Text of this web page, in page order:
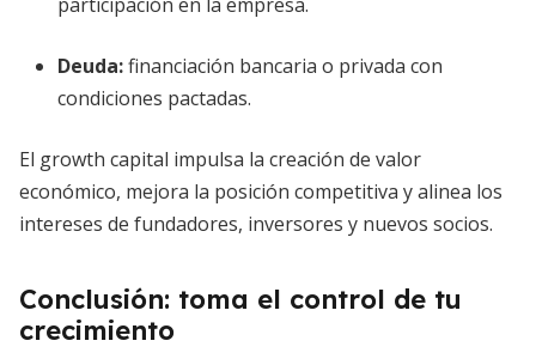
Deuda:financiación bancaria o privada con
condiciones pactadas.
El growth capital impulsa la creación de valor
económico, mejora la posición competitiva y alinea los
intereses de fundadores, inversores y nuevos socios.
Conclusión: toma el control de tu
crecimiento